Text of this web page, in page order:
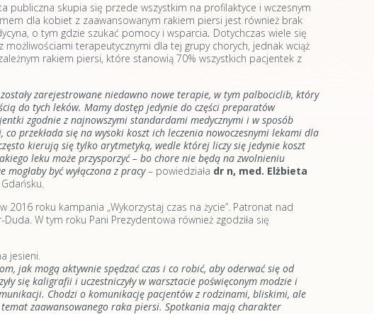
publiczna skupia się przede wszystkim na profilaktyce i wczesnym
dla kobiet z zaawansowanym rakiem piersi jest również brak
o tym gdzie szukać pomocy i wsparcia. Dotychczas wiele się
terapeutycznymi dla tej grupy chorych, jednak wciąż
rakiem piersi, które stanowią 70% wszystkich pacjentek z
zarejestrowane niedawno nowe terapie, w tym palbociclib, który
do tych leków. Mamy dostęp jedynie do części preparatów
zgodnie z najnowszymi standardami medycznymi i w sposób
przekłada się na wysoki koszt ich leczenia nowoczesnymi lekami dla
kierują się tylko arytmetyką, wedle której liczy się jedynie koszt
leku może przysporzyć – bo chore nie będą na zwolnieniu
być wyłączona z pracy– powiedziała dr n, med. Elżbieta
roku kampania „Wykorzystaj czas na życie”. Patronat nad
W tym roku Pani Prezydentowa również zgodziła się
jesieni.
jak mogą aktywnie spędzać czas i co robić, aby oderwać się od
się kaligrafii i uczestniczyły w warsztacie poświęconym modzie i
Chodzi o komunikację pacjentów z rodzinami, bliskimi, ale
zaawansowanego raka piersi. Spotkania mają charakter